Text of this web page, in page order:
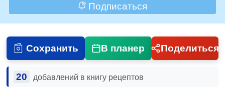
Подписаться
Сохранить В планер Поделиться
20 добавлений в книгу рецептов